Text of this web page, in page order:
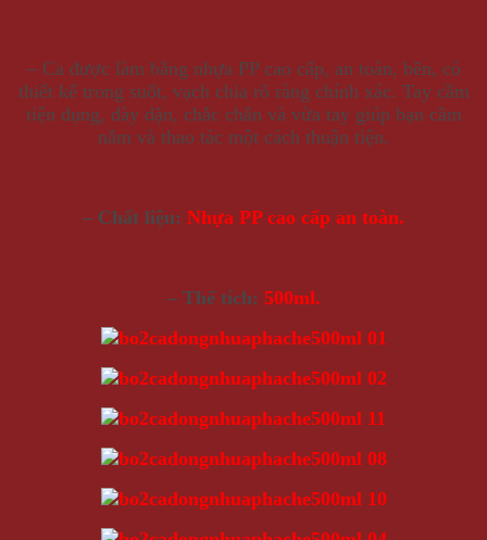
– Ca được làm bằng nhựa PP cao cấp, an toàn, bền, có
thiết kế trong suốt, vạch chia rõ ràng chính xác. Tay cầm
tiện dụng, dày dặn, chắc chắn và vừa tay giúp bạn cầm
nắm và thao tác một cách thuận tiện.
– Chất liệu: Nhựa PP cao cấp an toàn.
– Thể tích: 500ml.